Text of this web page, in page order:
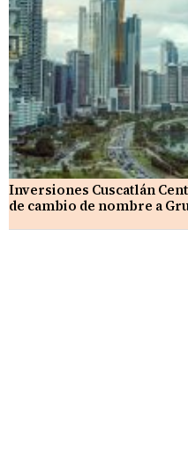
Inversiones Cuscatlán
de cambio de nombre a